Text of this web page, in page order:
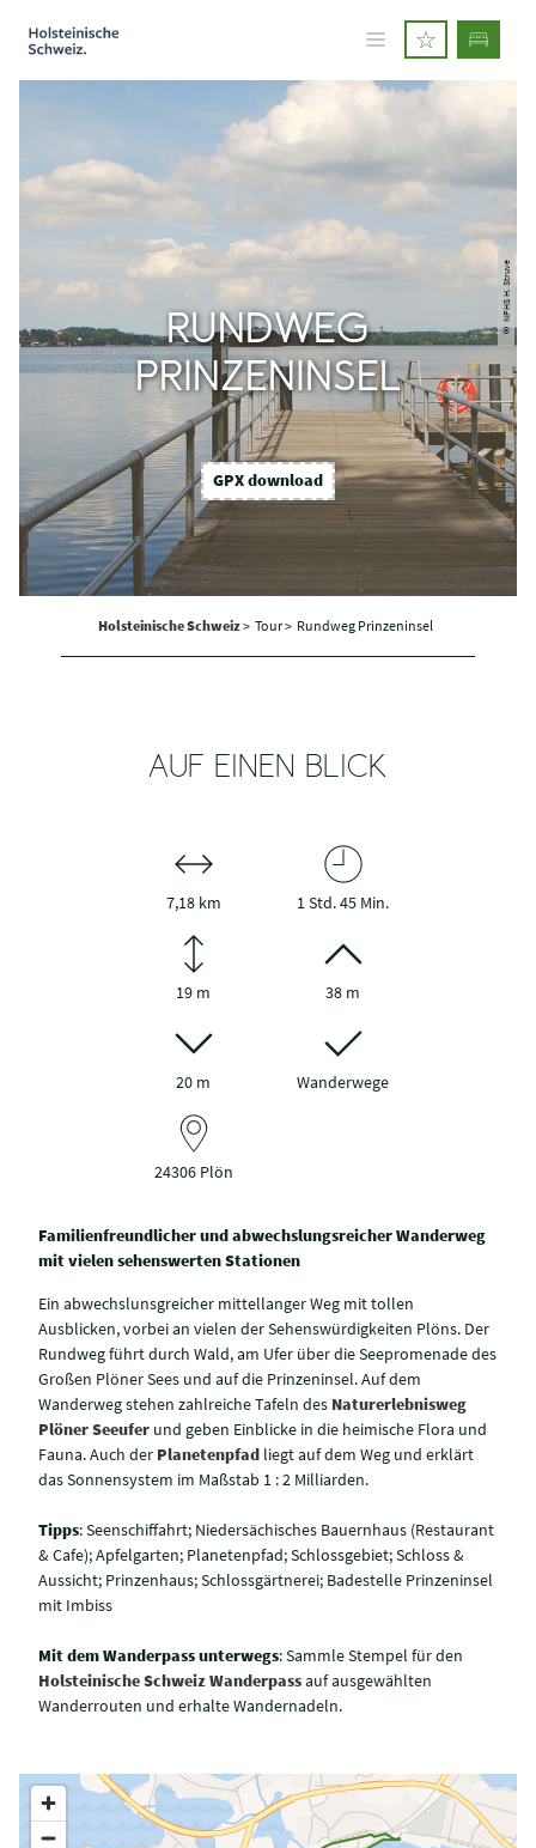
© NPHS H. Struve
RUNDWEG
PRINZENINSEL
GPX download
Holsteinische Schweiz> Tour > Rundweg Prinzeninsel
AUF EINEN BLICK
7,18 km 1 Std. 45 Min.
19 m 38 m
20 m Wanderwege
24306 Plön
Familienfreundlicher und abwechslungsreicher Wanderweg
mit vielen sehenswerten Stationen
Ein abwechslunsgreicher mittellanger Weg mit tollen
Ausblicken, vorbei an vielen der Sehenswürdigkeiten Plöns. Der
Rundweg führt durch Wald, am Ufer über die Seepromenade des
Großen Plöner Sees und auf die Prinzeninsel. Auf dem
Wanderweg stehen zahlreiche Tafeln des Naturerlebnisweg
Plöner Seeufer und geben Einblicke in die heimische Flora und
Fauna. Auch der Planetenpfad liegt auf dem Weg und erklärt
das Sonnensystem im Maßstab 1 : 2 Milliarden.
Tipps: Seenschiffahrt; Niedersächisches Bauernhaus (Restaurant
& Cafe); Apfelgarten; Planetenpfad; Schlossgebiet; Schloss &
Aussicht; Prinzenhaus; Schlossgärtnerei; Badestelle Prinzeninsel
mit Imbiss
Mit dem Wanderpass unterwegs: Sammle Stempel für den
Holsteinische Schweiz Wanderpassauf ausgewählten
Wanderrouten und erhalte Wandernadeln.